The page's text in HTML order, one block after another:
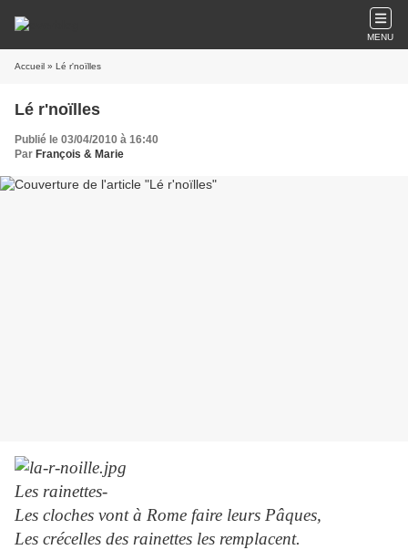
MENU
Accueil » Lé r'noïlles
Lé r'noïlles
Publié le 03/04/2010 à 16:40
Par François & Marie
Les rainettes-
Les cloches vont à Rome faire leurs Pâques,
Les crécelles des rainettes les remplacent.